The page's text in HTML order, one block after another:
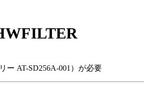
ー AT-SD256A-001）が必要